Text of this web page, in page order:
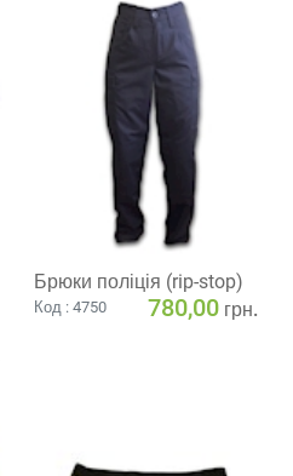
350,00
Брюки поліція (rip-stop)
Код : 4750 780,00 грн.